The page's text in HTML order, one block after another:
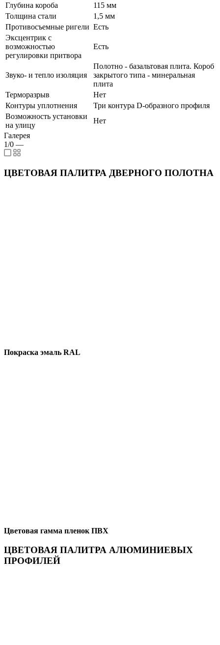
Глубина короба
115 мм
Толщина стали
1,5 мм
Противосъемные ригели Есть
Эксцентрик с
возможностью
регулировки притвора
Есть
Звуко- и тепло изоляция
Полотно - базальтовая плита. Короб
закрытого типа - минеральная
плита
Терморазрыв
Нет
Контуры уплотнения
Три контура D-образного профиля
Возможность установки
на улицу
Нет
Галерея
1/0 —
ЦВЕТОВАЯ ПАЛИТРА ДВЕРНОГО ПОЛОТНА
Покраска эмаль RAL
Цветовая гамма пленок ПВХ
ЦВЕТОВАЯ ПАЛИТРА АЛЮМИНИЕВЫХ
ПРОФИЛЕЙ